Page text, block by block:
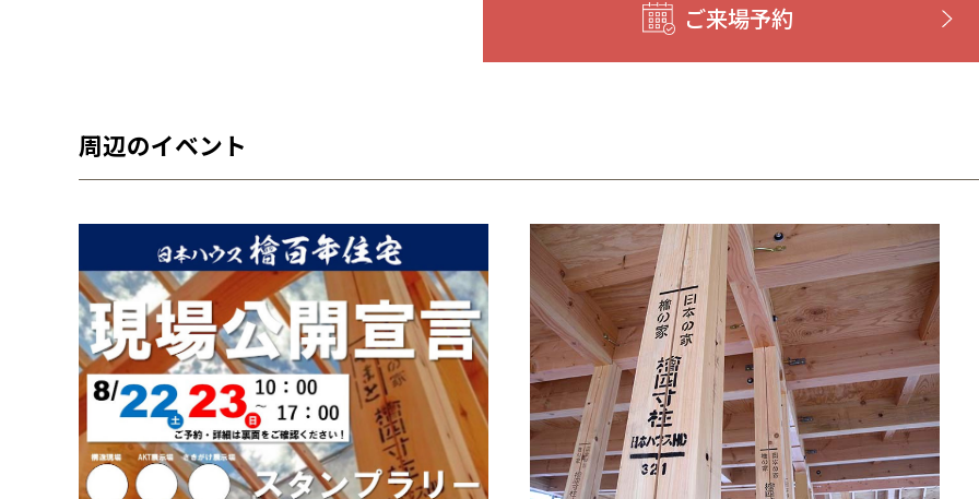
ご来場予約
周辺のイベント